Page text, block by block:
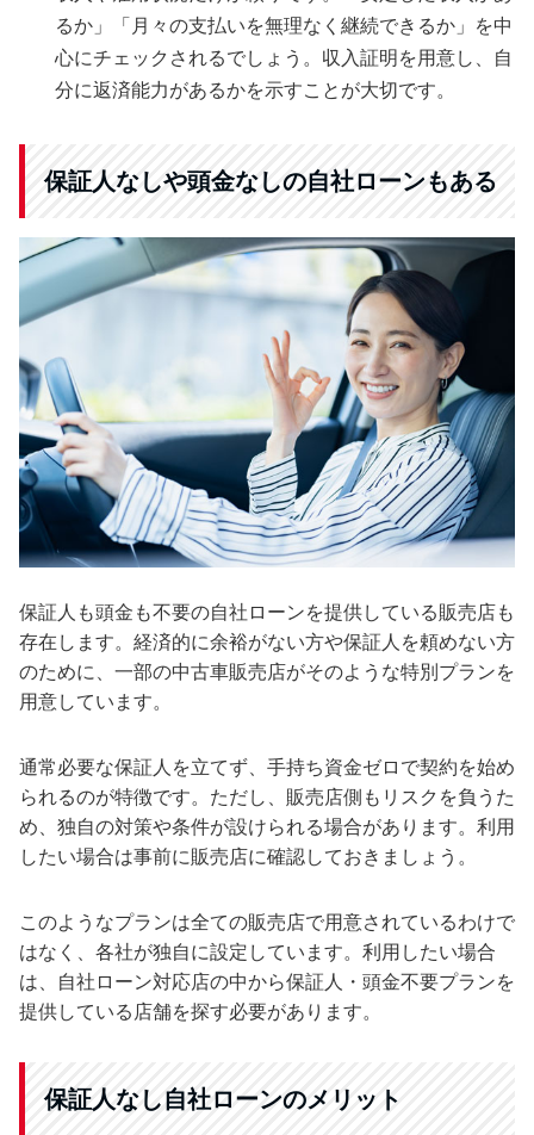
るか」「月々の支払いを無理なく継続できるか」を中
心にチェックされるでしょう。収入証明を用意し、自
分に返済能力があるかを示すことが大切です。
保証人なしや頭金なしの自社ローンもある
保証人も頭金も不要の自社ローンを提供している販売店も
存在します。経済的に余裕がない方や保証人を頼めない方
のために、一部の中古車販売店がそのような特別プランを
用意しています。
通常必要な保証人を立てず、手持ち資金ゼロで契約を始め
られるのが特徴です。ただし、販売店側もリスクを負うた
め、独自の対策や条件が設けられる場合があります。利用
したい場合は事前に販売店に確認しておきましょう。
このようなプランは全ての販売店で用意されているわけで
はなく、各社が独自に設定しています。利用したい場合
は、自社ローン対応店の中から保証人・頭金不要プランを
提供している店舗を探す必要があります。
保証人なし自社ローンのメリット